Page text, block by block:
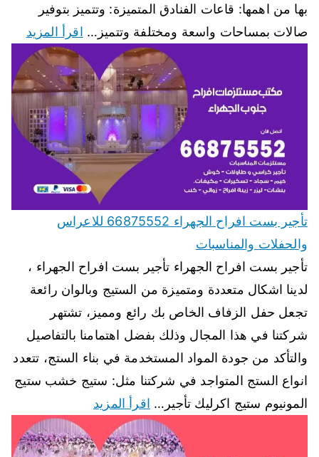
بها من اهمها: قاعات الفنادق المتميزة: وتتميز بتوفير
صالات بمساحات واسعة ومختلفة وتتميز… اقرأ المزيد
تأجير بست افراح الجهراء 66875552 للاعراس
والحفلات والمناسبات
تأجير بست افراح الجهراء تأجير بست افراح الجهراء ،
لدينا اشكال متعددة ومتميزة من الستيج وبالوان رائعة
تجعل حفل الزفاف الخاص بك رائع ومميز، تشتهر
شركتنا في هذا المجال وذلك بفضل اهتمامنا بالتفاصيل
والتأكد من جودة المواد المستخدمة في بناء الستج، تتعدد
انواع الستج المتواجد في شركتنا مثل: ستيج خشب ستيج
المونيوم ستيج اكرليك تأجير… اقرأ المزيد